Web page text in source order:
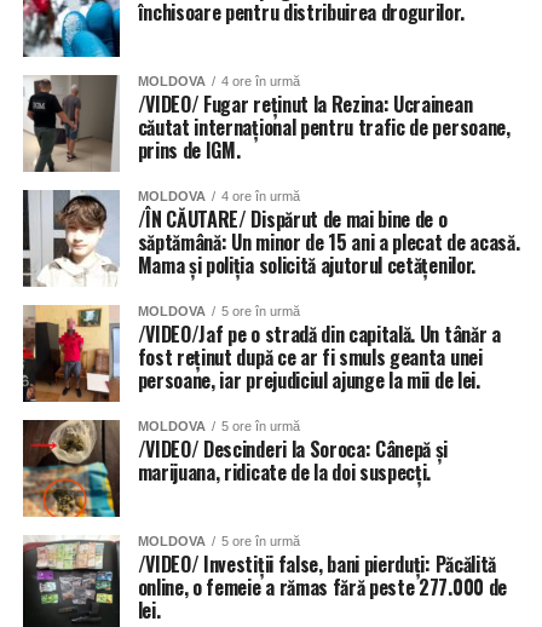
Și instituțiile de învățământ din Chișinău au fost grav
grădinițe din sectoarele Botanica, Buiucani, Centru și
Râșcani. Totuși autoritățile dau asigurări că situația va fi
remediată în cel mai scurt timp.
Inundat a fost și teatrul de Operă și Balet Maria Bieșu, sub
presiunea apei de pe acoperiș, au cedat două țevi.
Inundate au fost și trecerile subterane de pietoni, dar și
parcările amenajate în subsolurile blocurilor locative.
închisoare pentru distribuirea drogurilor.
MOLDOVA 4 ore în urmă
/VIDEO/ Fugar reținut la Rezina: Ucrainean
căutat internațional pentru trafic de persoane,
prins de IGM.
MOLDOVA 4 ore în urmă
/ÎN CĂUTARE/ Dispărut de mai bine de o
săptămână: Un minor de 15 ani a plecat de acasă.
Mama și poliția solicită ajutorul cetățenilor.
MOLDOVA 5 ore în urmă
/VIDEO/Jaf pe o stradă din capitală. Un tânăr a
fost reținut după ce ar fi smuls geanta unei
persoane, iar prejudiciul ajunge la mii de lei.
MOLDOVA 5 ore în urmă
/VIDEO/ Descinderi la Soroca: Cânepă și
marijuana, ridicate de la doi suspecți.
MOLDOVA 5 ore în urmă
/VIDEO/ Investiții false, bani pierduți: Păcălită
online, o femeie a rămas fără peste 277.000 de
lei.